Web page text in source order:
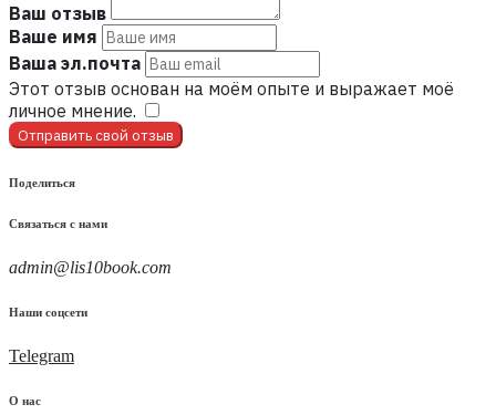
Ваш отзыв
Ваше имя
Ваша эл.почта
Этот отзыв основан на моём опыте и выражает моё
личное мнение.
Отправить свой отзыв
Поделиться
Связаться с нами
admin@lis10book.com
Наши соцсети
Telegram
О нас